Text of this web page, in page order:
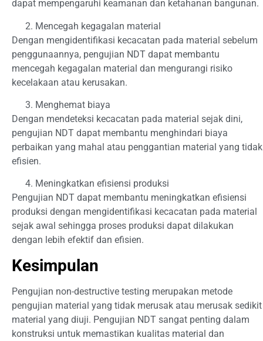
dapat mempengaruhi keamanan dan ketahanan bangunan.
Mencegah kegagalan material
Dengan mengidentifikasi kecacatan pada material sebelum
penggunaannya, pengujian NDT dapat membantu
mencegah kegagalan material dan mengurangi risiko
kecelakaan atau kerusakan.
Menghemat biaya
Dengan mendeteksi kecacatan pada material sejak dini,
pengujian NDT dapat membantu menghindari biaya
perbaikan yang mahal atau penggantian material yang tidak
efisien.
Meningkatkan efisiensi produksi
Pengujian NDT dapat membantu meningkatkan efisiensi
produksi dengan mengidentifikasi kecacatan pada material
sejak awal sehingga proses produksi dapat dilakukan
dengan lebih efektif dan efisien.
Kesimpulan
Pengujian non-destructive testing merupakan metode
pengujian material yang tidak merusak atau merusak sedikit
material yang diuji. Pengujian NDT sangat penting dalam
konstruksi untuk memastikan kualitas material dan